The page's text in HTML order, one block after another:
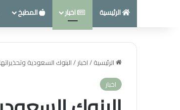
الرئيسية اخبار المطبخ
الرئيسية/اخبار/البنوك السعودية
اخبار